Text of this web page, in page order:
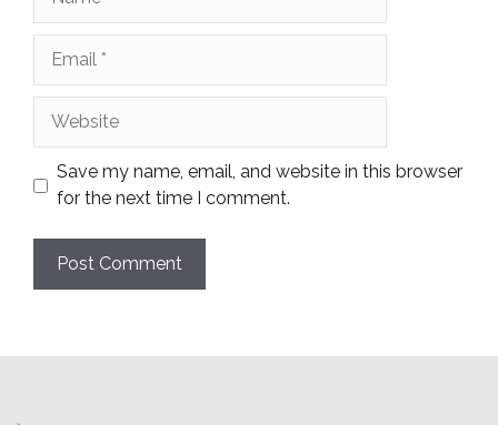
Save my name, email, and website in this browser
for the next time I comment.